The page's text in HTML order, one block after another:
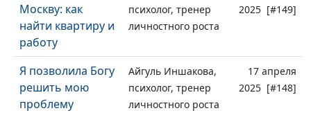
Москву: как
найти квартиру и
работу
психолог, тренер
личностного роста
2025 [#149]
Я позволила Богу
решить мою
проблему
Айгуль Иншакова,
психолог, тренер
личностного роста
17 апреля
2025 [#148]